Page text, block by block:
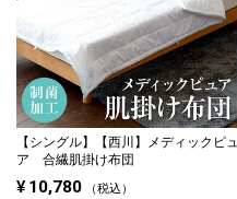
【シングル】
【西川】メディックピュ
ア 合繊肌掛け布団
¥ 10,780 税込